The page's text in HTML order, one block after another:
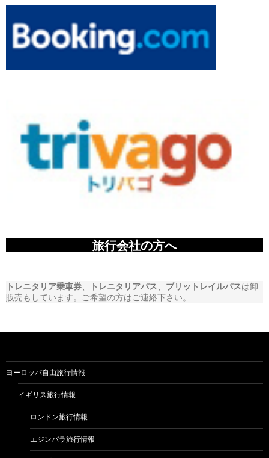
旅行会社の方へ
トレニタリア乗車券 トレニタリアパス ブリットレイルパスは卸
販売もしています。ご希望の方はご連絡下さい。
ヨーロッパ自由旅行情報
イギリス旅行情報
ロンドン旅行情報
エジンバラ旅行情報